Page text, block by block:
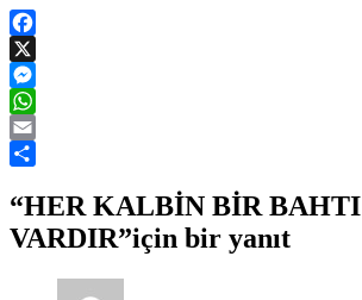
Facebook
X
Messenger
WhatsApp
Email
“HER KALBİN BİR BAHTI
VARDIR”için bir yanıt